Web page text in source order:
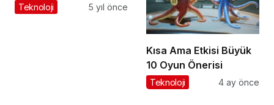
BtcTurk YouTube
Teknoloji 5 yıl önce
Kısa Ama Etkisi Büyük
10 Oyun Önerisi
Teknoloji 4 ay önce